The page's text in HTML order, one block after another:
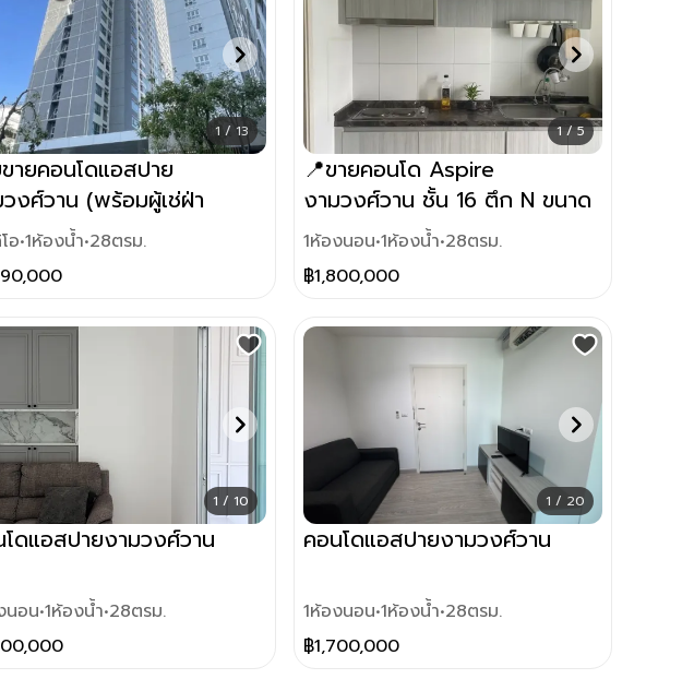
1 / 13
ายคอนโดแอสปาย
งศ์วาน (พร้อมผู้เช่ฝ่า
า47เดือน)
อ•1ห้องน้ำ•28ตรม.
1 / 5
📍ขายคอนโด Aspire
งามวงศ์วาน ชั้น 16 ตึก N ขนาด
28.21 ตร.ม.
1ห้องนอน•1ห้องน้ำ•28ตรม.
฿1,800,000
1 / 10
ดแอสปายงามวงศ์วาน
นอน•1ห้องน้ำ•28ตรม.
1 / 20
คอนโดแอสปายงามวงศ์วาน
1ห้องนอน•1ห้องน้ำ•28ตรม.
฿1,700,000